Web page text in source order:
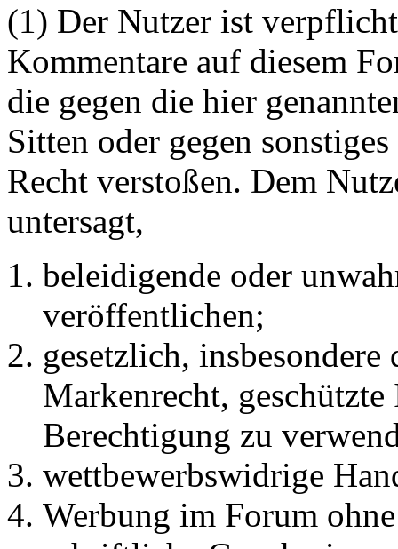
(1) Der Nutzer ist
Kommentare auf diesem
die gegen die hier
Sitten oder gegen
Recht verstoßen. Dem
untersagt,
beleidigende oder
veröffentlichen;
gesetzlich,
Markenrecht, geschützte
Berechtigung zu
wettbewerbswidrige
Werbung im Forum